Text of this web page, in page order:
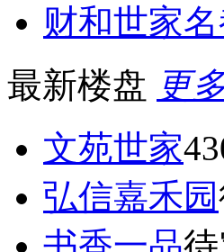
财和世家
最新楼盘 更
文苑世家
弘信嘉禾园